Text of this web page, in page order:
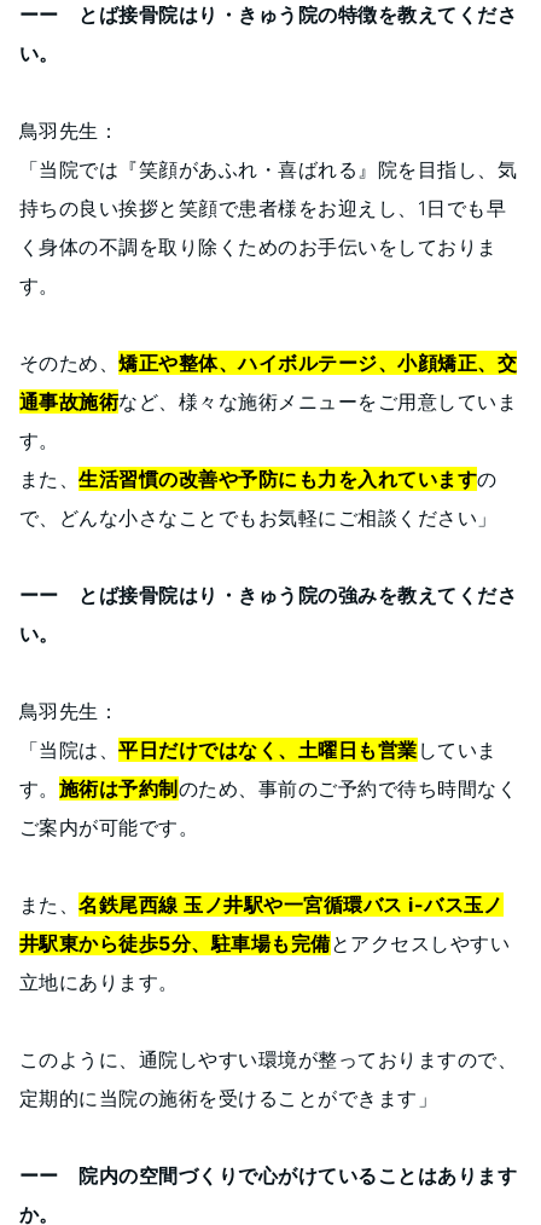
ーー とば接骨院はり・きゅう院の特徴を教えてくださ
い。
鳥羽先生：
「当院では『笑顔があふれ・喜ばれる』院を目指し、気
持ちの良い挨拶と笑顔で患者様をお迎えし、1日でも早
く身体の不調を取り除くためのお手伝いをしておりま
す。
そのため、矯正や整体、ハイボルテージ、小顔矯正、交
通事故施術など、様々な施術メニューをご用意していま
す。
また、生活習慣の改善や予防にも力を入れていますの
で、どんな小さなことでもお気軽にご相談ください」
ーー とば接骨院はり・きゅう院の強みを教えてくださ
い。
鳥羽先生：
「当院は、平日だけではなく、土曜日も営業 していま
す。 施術は予約制のため、事前のご予約で待ち時間なく
ご案内が可能です。
また、名鉄尾西線 玉ノ井駅や一宮循環バス i-バス玉ノ
井駅東から徒歩5分、駐車場も完備とアクセスしやすい
立地にあります。
このように、通院しやすい環境が整っておりますので、
定期的に当院の施術を受けることができます」
ーー 院内の空間づくりで心がけていることはあります
か。